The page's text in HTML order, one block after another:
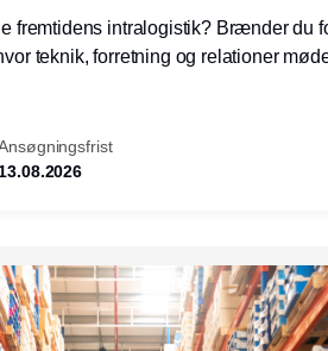
fremtidens intralogistik? Brænder du
teknik, forretning og relationer
mest spændende produktions-